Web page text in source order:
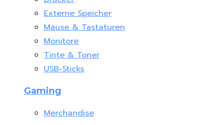
Externe Speicher
Mäuse & Tastaturen
Monitore
Tinte & Toner
USB-Sticks
Gaming
Merchandise